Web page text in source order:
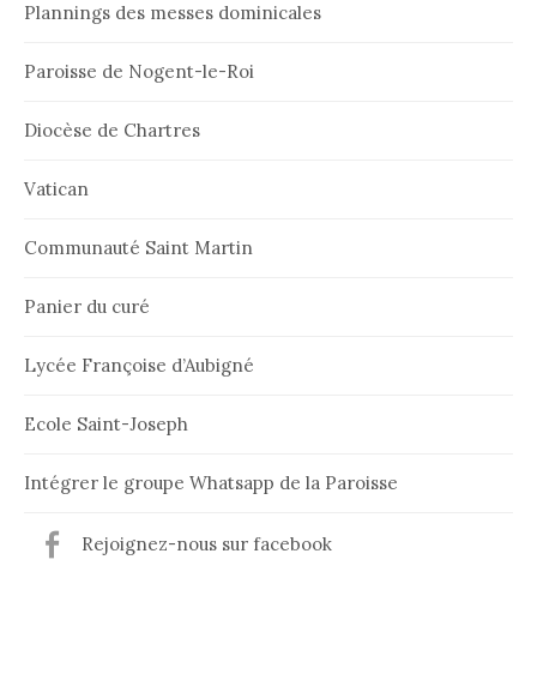
Plannings des messes dominicales
Paroisse de Nogent-le-Roi
Diocèse de Chartres
Vatican
Communauté Saint Martin
Panier du curé
Lycée Françoise d’Aubigné
Ecole Saint-Joseph
Intégrer le groupe Whatsapp de la Paroisse
Rejoignez-nous sur facebook